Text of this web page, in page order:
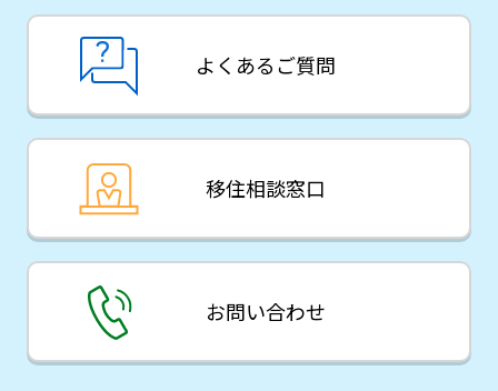
よくあるご質問
移住相談窓口
お問い合わせ